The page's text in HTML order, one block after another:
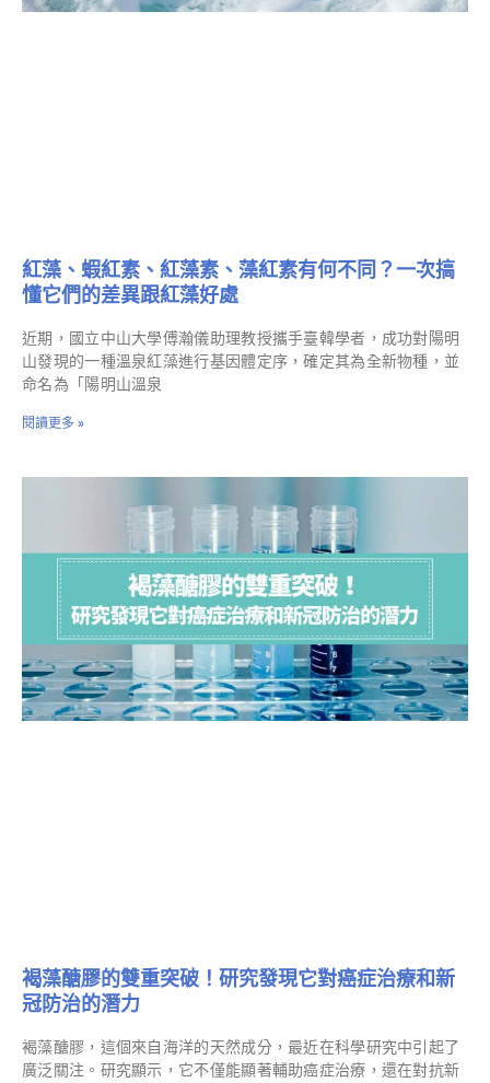
紅藻、蝦紅素、紅藻素、藻紅素有何不同？一次搞
懂它們的差異跟紅藻好處
近期，國立中山大學傅瀚儀助理教授攜手臺韓學者，成功對陽明
山發現的一種溫泉紅藻進行基因體定序，確定其為全新物種，並
命名為「陽明山溫泉
閱讀更多 »
褐藻醣膠的雙重突破！研究發現它對癌症治療和新
冠防治的潛力
褐藻醣膠，這個來自海洋的天然成分，最近在科學研究中引起了
廣泛關注。研究顯示，它不僅能顯著輔助癌症治療，還在對抗新